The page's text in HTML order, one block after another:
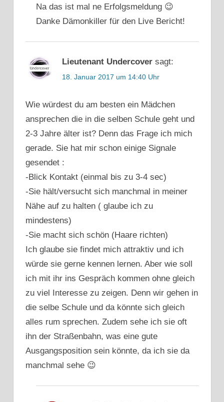
Na das ist mal ne Erfolgsmeldung 😉
Danke Dämonkiller für den Live Bericht!
Lieutenant Undercover sagt:
18. Januar 2017 um 14:40 Uhr
Wie würdest du am besten ein Mädchen
ansprechen die in die selben Schule geht und
2-3 Jahre älter ist? Denn das Frage ich mich
gerade. Sie hat mir schon einige Signale
gesendet :
-Blick Kontakt (einmal bis zu 3-4 sec)
-Sie hält/versucht sich manchmal in meiner
Nähe auf zu halten ( glaube ich zu
mindestens)
-Sie macht sich schön (Haare richten)
Ich glaube sie findet mich attraktiv und ich
würde sie gerne kennen lernen. Aber wie soll
ich mit ihr ins Gespräch kommen ohne gleich
zu viel Interesse zu zeigen. Denn wir gehen in
die selbe Schule und da könnte sich gleich
alles rum sprechen. Zudem sehe ich sie oft
ihn der Straßenbahn, was eine gute
Ausgangsposition sein könnte, da ich sie da
manchmal sehe 😉